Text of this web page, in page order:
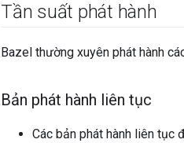
Tần suất phát hành
Bazel thường xuyên phát hành
Bản phát hành liên tục
Các bản phát hành liên tục